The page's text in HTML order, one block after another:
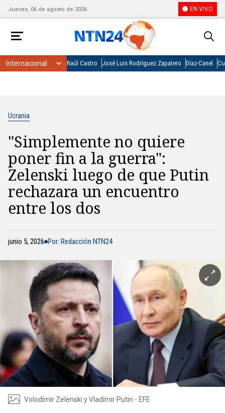
Jueves, 06 de agosto de 2026 EN VIVO
Raúl Castro José Luis Rodríguez Zapatero Díaz-Canel
Ucrania
"Simplemente no quiere
poner fin a la guerra":
Zelenski luego de que Putin
rechazara un encuentro
entre los dos
junio 5, 2026 Por: Redacción NTN24
Volodímir Zelenski y Vladímir Putin - EFE